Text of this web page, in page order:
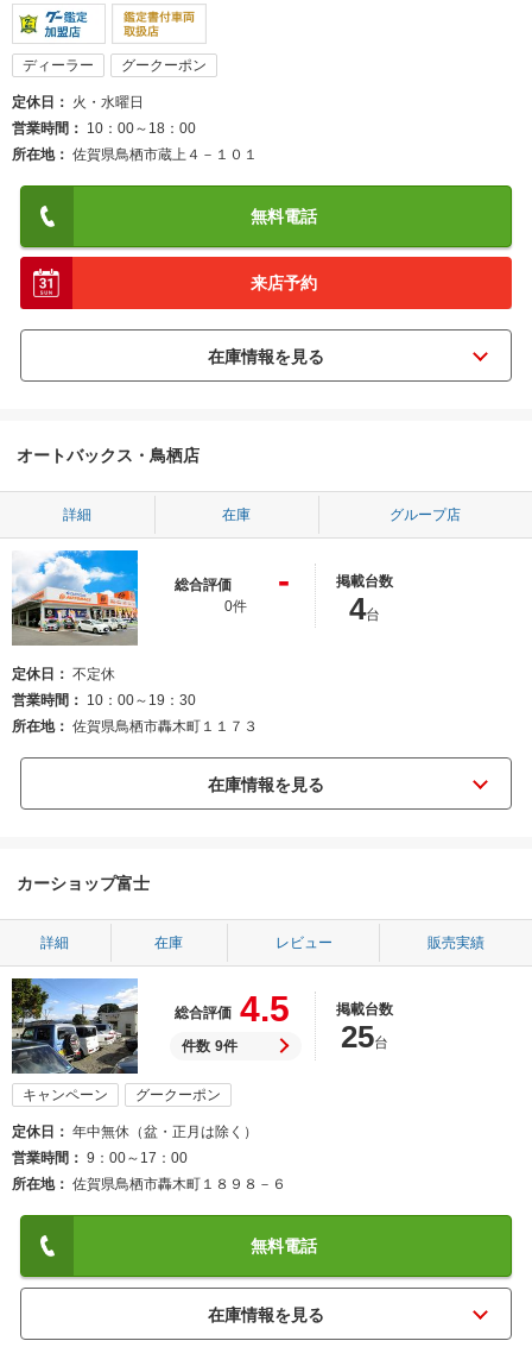
ディーラー グークーポン
定休日
火・水曜日
営業時間
10：00～18：00
所在地
佐賀県鳥栖市蔵上４－１０１
無料電話
来店予約
オートバックス・鳥栖店
詳細 在庫 グループ店
総合評価 -
0件
掲載台数
4台
定休日
不定休
営業時間
10：00～19：30
所在地
佐賀県鳥栖市轟木町１１７３
カーショップ富士
詳細 在庫 レビュー 販売実績
総合評価 4.5
件数 9件
掲載台数
25台
キャンペーン グークーポン
定休日
年中無休（盆・正月は除く）
営業時間
9：00～17：00
所在地
佐賀県鳥栖市轟木町１８９８－６
無料電話